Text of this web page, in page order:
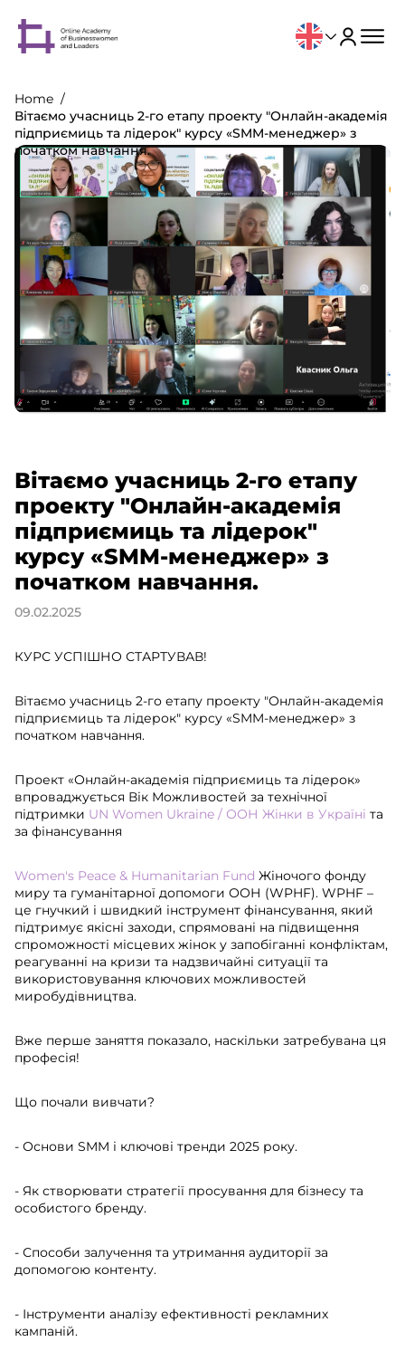
Home
Вітаємо учасниць 2-го етапу проекту "Онлайн-академія
підприємиць та лідерок" курсу «SMM-менеджер» з
початком навчання.
Вітаємо учасниць 2-го етапу
проекту "Онлайн-академія
підприємиць та лідерок"
курсу «SMM-менеджер» з
початком навчання.
09.02.2025
КУРС УСПІШНО СТАРТУВАВ!
Вітаємо учасниць 2-го етапу проекту "Онлайн-академія
підприємиць та лідерок" курсу «SMM-менеджер» з
початком навчання.
Проект «Онлайн-академія підприємиць та лідерок»
впроваджується Вік Можливостей за технічної
підтримки UN Women Ukraine / ООН Жінки в Україні та
за фінансування
Women's Peace & Humanitarian Fund Жіночого фонду
миру та гуманітарної допомоги ООН (WPHF). WPHF –
це гнучкий і швидкий інструмент фінансування, який
підтримує якісні заходи, спрямовані на підвищення
спроможності місцевих жінок у запобіганні конфліктам,
реагуванні на кризи та надзвичайні ситуації та
використовування ключових можливостей
миробудівництва.
Вже перше заняття показало, наскільки затребувана ця
професія!
Що почали вивчати?
- Основи SMM і ключові тренди 2025 року.
- Як створювати стратегії просування для бізнесу та
особистого бренду.
- Способи залучення та утримання аудиторії за
допомогою контенту.
- Інструменти аналізу ефективності рекламних
кампаній.